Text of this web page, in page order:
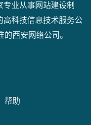
业从事网站建设制
高科技信息技术服务公
西安网络公司。
帮助